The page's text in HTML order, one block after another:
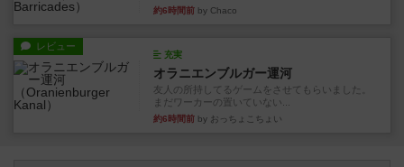
約6時間前 by Chaco
レビュー
充実
オラニエンブルガー運河
友人の所持してるゲームをさせてもらいました。
まだワーカーの置いていない...
約6時間前 by おっちょこちょい